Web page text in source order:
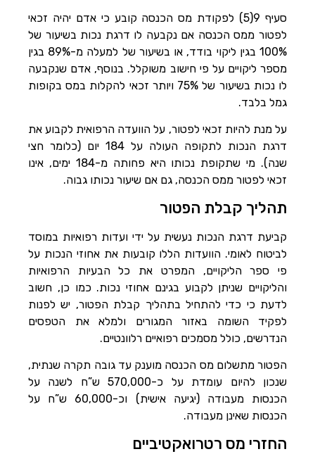
סעיף 9(5) לפקודת מס הכנסה קובע כי אדם יהיה זכאי
לפטור ממס הכנסה אם נקבעה לו דרגת נכות בשיעור של
100% בגין ליקוי בודד, או בשיעור של למעלה מ-89% בגין
מספר ליקויים על פי חישוב משוקלל. בנוסף, אדם שנקבעה
לו נכות בשיעור של 75% ויותר זכאי להקלות במס בקופות
גמל בלבד.
על מנת להיות זכאי לפטור, על הוועדה הרפואית לקבוע את
דרגת הנכות לתקופה העולה על 184 יום (כלומר חצי
שנה). מי שתקופת נכותו היא פחותה מ-184 ימים, אינו
זכאי לפטור ממס הכנסה, גם אם שיעור נכותו גבוה.
תהליך קבלת הפטור
קביעת דרגת הנכות נעשית על ידי ועדות רפואיות במוסד
לביטוח לאומי. הוועדות הללו קובעות את אחוזי הנכות על
פי ספר הליקויים, המפרט את כל הבעיות הרפואיות
והליקויים שניתן לקבוע בגינם אחוזי נכות. כמו כן, חשוב
לדעת כי כדי להתחיל בתהליך קבלת הפטור, יש לפנות
לפקיד השומה באזור המגורים ולמלא את הטפסים
הנדרשים, כולל מסמכים רפואיים רלוונטיים.
הפטור מתשלום מס הכנסה מוענק עד גובה תקרה שנתית,
שנכון להיום עומדת על כ-570,000 ש”ח לשנה על
הכנסות מעבודה (יגיעה אישית) וכ-60,000 ש”ח על
הכנסות שאינן מעבודה.
החזרי מס רטרואקטיביים